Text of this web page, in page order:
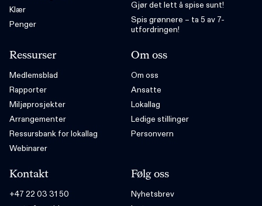
Klær
Penger
Gjør det lett å spise sunt!
Spis grønnere – ta 5 av 7-
utfordringen!
Ressurser
Medlemsblad
Rapporter
Miljøprosjekter
Arrangementer
Ressursbank for lokallag
Webinarer
Om oss
Om oss
Ansatte
Lokallag
Ledige stillinger
Personvern
Kontakt
+47 22 03 31 50
Følg oss
Nyhetsbrev